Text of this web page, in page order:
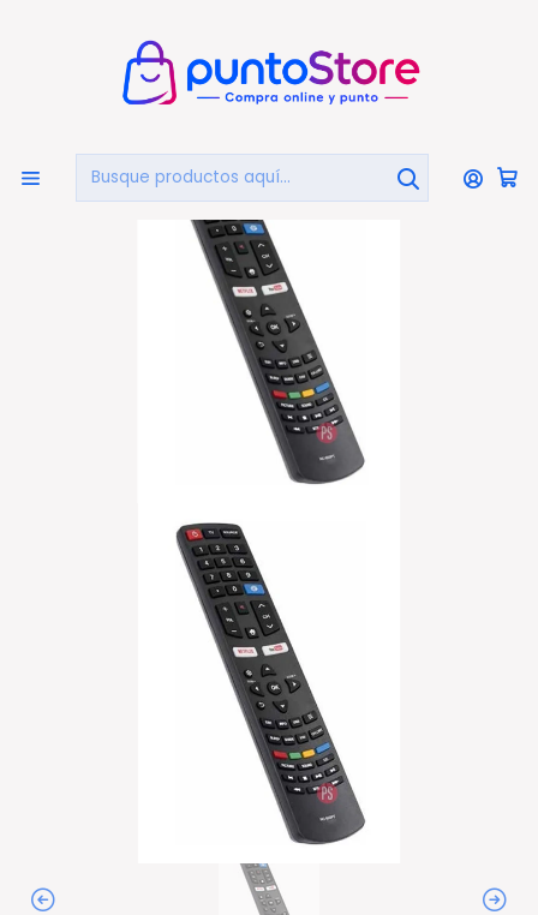
Inicio TELEVISIÓN Control Remoto
Control Remoto Compatible Con Smart Tv Daewoo
Universal - Ps